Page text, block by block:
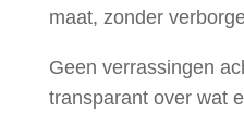
maat, zonder
Geen verrassingen
transparant over wat